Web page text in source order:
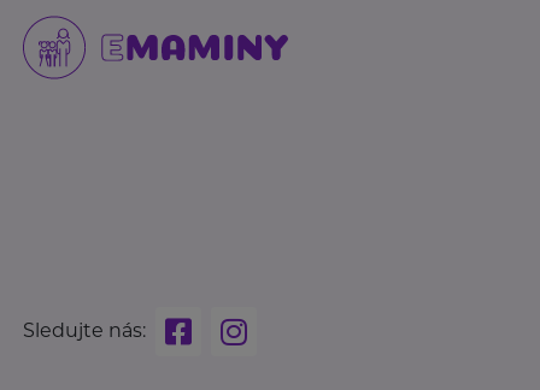
Sledujte nás: